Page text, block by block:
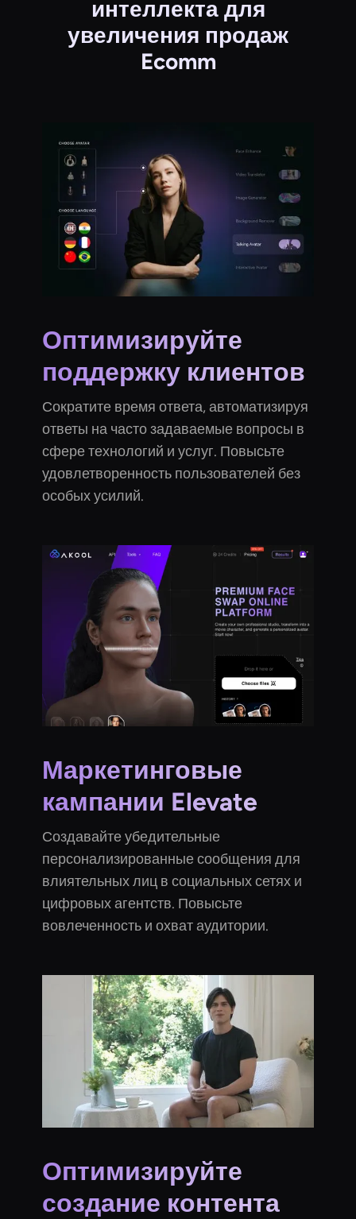
интеллекта для
увеличения продаж
Ecomm
Оптимизируйте
поддержку клиентов
Сократите время ответа, автоматизируя
ответы на часто задаваемые вопросы в
сфере технологий и услуг. Повысьте
удовлетворенность пользователей без
особых усилий.
Маркетинговые
кампании Elevate
Создавайте убедительные
персонализированные сообщения для
влиятельных лиц в социальных сетях и
цифровых агентств. Повысьте
вовлеченность и охват аудитории.
Оптимизируйте
создание контента